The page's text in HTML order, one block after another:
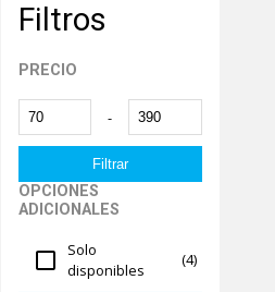
Filtros
PRECIO
-
OPCIONES
ADICIONALES
Solo
disponibles
(4)